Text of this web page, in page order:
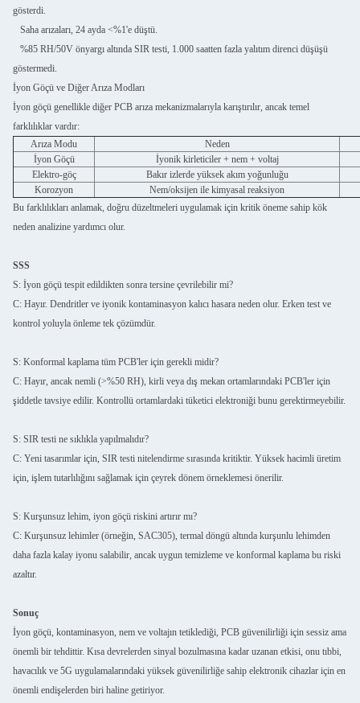
gösterdi.
Saha arızaları, 24 ayda <%1'e düştü.
%85 RH/50V önyargı altında SIR testi, 1.000 saatten fazla yalıtım direnci düşüşü
göstermedi.
İyon Göçü ve Diğer Arıza Modları
İyon göçü genellikle diğer PCB arıza mekanizmalarıyla karıştırılır, ancak temel
farklılıklar vardır:
Arıza Modu
Neden
İyon Göçü
İyonik kirleticiler + nem + voltaj
Elektro-göç
Bakır izlerde yüksek akım yoğunluğu
Korozyon
Nem/oksijen ile kimyasal reaksiyon
Bu farklılıkları anlamak, doğru düzeltmeleri uygulamak için kritik öneme sahip kök
neden analizine yardımcı olur.
SSS
S: İyon göçü tespit edildikten sonra tersine çevrilebilir mi?
C: Hayır. Dendritler ve iyonik kontaminasyon kalıcı hasara neden olur. Erken test ve
kontrol yoluyla önleme tek çözümdür.
S: Konformal kaplama tüm PCB'ler için gerekli midir?
C: Hayır, ancak nemli (>%50 RH), kirli veya dış mekan ortamlarındaki PCB'ler için
şiddetle tavsiye edilir. Kontrollü ortamlardaki tüketici elektroniği bunu gerektirmeyebilir.
S: SIR testi ne sıklıkla yapılmalıdır?
C: Yeni tasarımlar için, SIR testi nitelendirme sırasında kritiktir. Yüksek hacimli üretim
için, işlem tutarlılığını sağlamak için çeyrek dönem örneklemesi önerilir.
S: Kurşunsuz lehim, iyon göçü riskini artırır mı?
C: Kurşunsuz lehimler (örneğin, SAC305), termal döngü altında kurşunlu lehimden
daha fazla kalay iyonu salabilir, ancak uygun temizleme ve konformal kaplama bu riski
azaltır.
Sonuç
İyon göçü, kontaminasyon, nem ve voltajın tetiklediği, PCB güvenilirliği için sessiz ama
önemli bir tehdittir. Kısa devrelerden sinyal bozulmasına kadar uzanan etkisi, onu tıbbi,
havacılık ve 5G uygulamalarındaki yüksek güvenilirliğe sahip elektronik cihazlar için en
önemli endişelerden biri haline getiriyor.